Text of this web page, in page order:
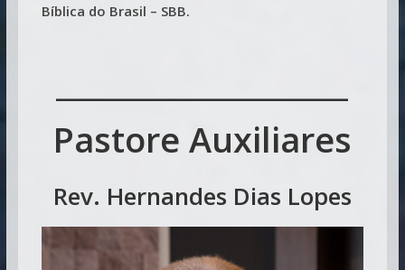
Bíblica do Brasil – SBB.
Pastore Auxiliares
Rev. Hernandes Dias Lopes